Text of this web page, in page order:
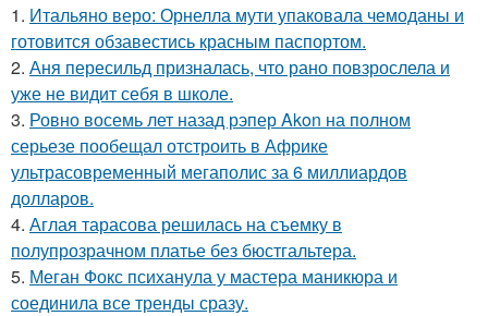
1. Итальяно веро: Орнелла мути упаковала чемоданы и
готовится обзавестись красным паспортом.
2. Аня пересильд призналась, что рано повзрослела и
уже не видит себя в школе.
3. Ровно восемь лет назад рэпер Akon на полном
серьезе пообещал отстроить в Африке
ультрасовременный мегаполис за 6 миллиардов
долларов.
4. Аглая тарасова решилась на съемку в
полупрозрачном платье без бюстгальтера.
5. Меган Фокс психанула у мастера маникюра и
соединила все тренды сразу.